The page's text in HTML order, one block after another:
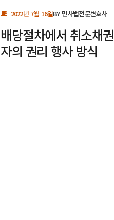
2022년 7월 16일BY민사법전문변호사
배당절차에서 취소채권
자의 권리 행사 방식